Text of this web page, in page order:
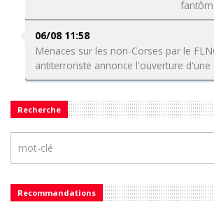
06/08 11:58
Menaces sur les non-Corses par le
antiterroriste annonce l'ouverture d'une
Recherche
Recommandations